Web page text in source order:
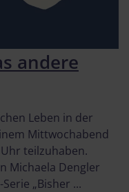
andere
Leben in der
Mittwochabend
teilzuhaben.
Michaela Dengler
„Bisher ...